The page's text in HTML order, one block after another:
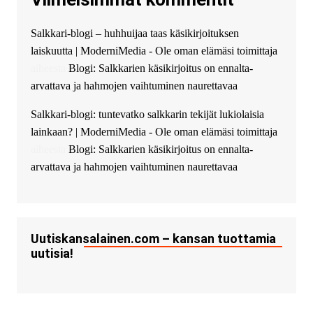
The Admin: High five! You’ve
successfully installed Simple
Ajax Chat.
Salkkari-blogi – huhhuijaa taas käsikirjoituksen
laiskuutta | ModerniMedia - Ole oman elämäsi toimittaja
Blogi: Salkkarien käsikirjoitus on ennalta-
arvattava ja hahmojen vaihtuminen naurettavaa
Salkkari-blogi: tuntevatko salkkarin tekijät lukiolaisia
lainkaan? | ModerniMedia - Ole oman elämäsi toimittaja
Blogi: Salkkarien käsikirjoitus on ennalta-
arvattava ja hahmojen vaihtuminen naurettavaa
Uutiskansalainen.com – kansan tuottamia
uutisia!